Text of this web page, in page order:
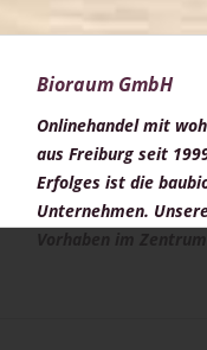
Bioraum GmbH
Onlinehandel mit
aus Freiburg seit
Erfolges ist die
Unternehmen.